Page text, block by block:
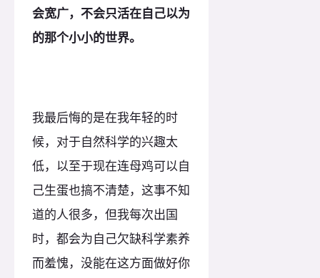
会宽广，不会只活在自己以为
的那个小小的世界。
我最后悔的是在我年轻的时
候，对于自然科学的兴趣太
低，以至于现在连母鸡可以自
己生蛋也搞不清楚，这事不知
道的人很多，但我每次出国
时，都会为自己欠缺科学素养
而羞愧，没能在这方面做好你